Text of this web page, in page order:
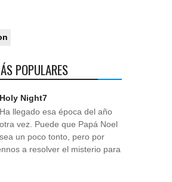
POPULARES
Holy Night7
Ha llegado esa época del año
otra vez. Puede que Papá Noel
sea un poco tonto, pero por
a resolver el misterio para